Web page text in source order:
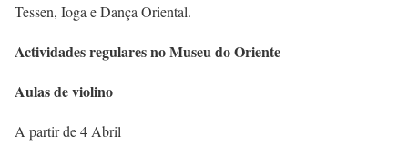
Tessen, Ioga e Dança Oriental.
Actividades regulares no Museu do Oriente
Aulas de violino
A partir de 4 Abril